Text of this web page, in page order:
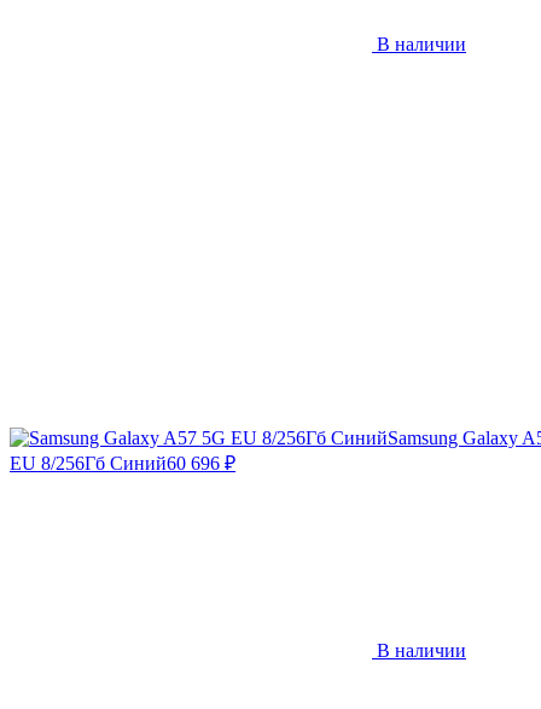
В наличии
Samsung Galaxy
EU 8/256Гб Синий60 696 ₽
В наличии